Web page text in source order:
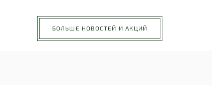
БОЛЬШЕ НОВОСТЕЙ И АКЦИЙ